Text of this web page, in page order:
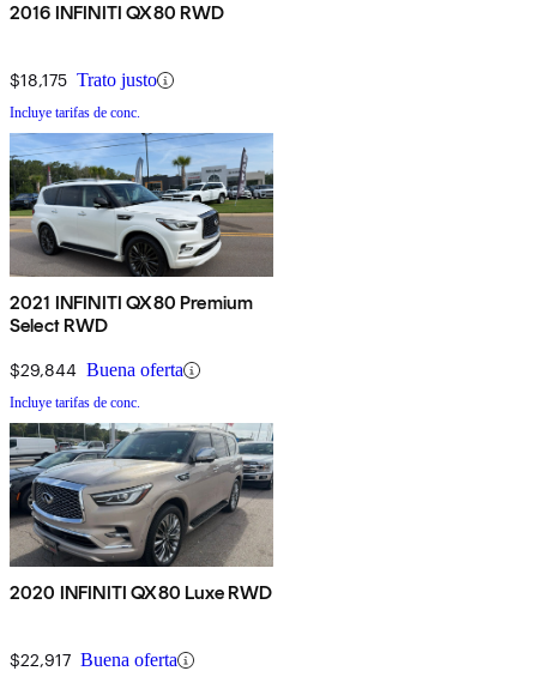
2016 INFINITI QX80 RWD
$18,175 Trato justo
Incluye tarifas de conc.
2021 INFINITI QX80 Premium
Select RWD
$29,844 Buena oferta
Incluye tarifas de conc.
2020 INFINITI QX80 Luxe RWD
$22,917 Buena oferta